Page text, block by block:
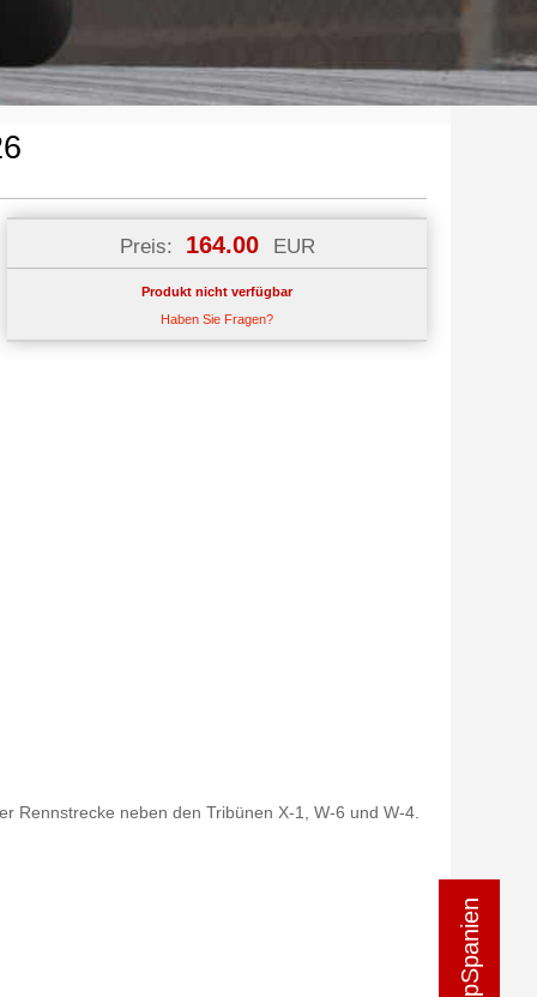
Preis: 164.00 EUR
Produkt nicht verfügbar
Haben Sie Fragen?
Rennstrecke neben den Tribünen X-1, W-6 und W-4.